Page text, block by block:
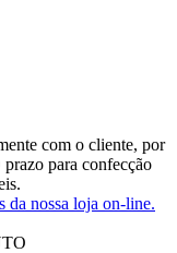
com o cliente, por
para confecção
da nossa loja on-line.